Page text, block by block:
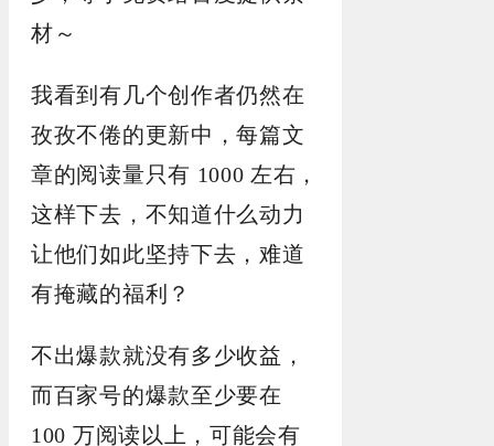
材～
我看到有几个创作者仍然在
孜孜不倦的更新中，每篇文
章的阅读量只有 1000 左右，
这样下去，不知道什么动力
让他们如此坚持下去，难道
有掩藏的福利？
不出爆款就没有多少收益，
而百家号的爆款至少要在
100 万阅读以上，可能会有